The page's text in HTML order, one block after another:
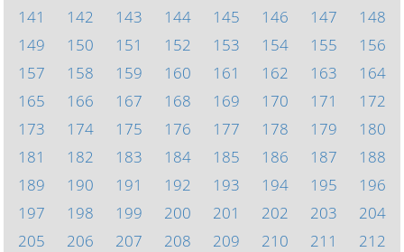
141
142 143 144 145 146 147
148
149
150 151 152 153 154 155
156
157
158 159 160 161 162 163
164
165
166 167 168 169 170 171
172
173
174 175 176 177 178 179
180
181
182 183 184 185 186 187
188
189
190 191 192 193 194 195
196
197
198 199 200 201 202 203
204
205
206 207 208 209 210 211
212